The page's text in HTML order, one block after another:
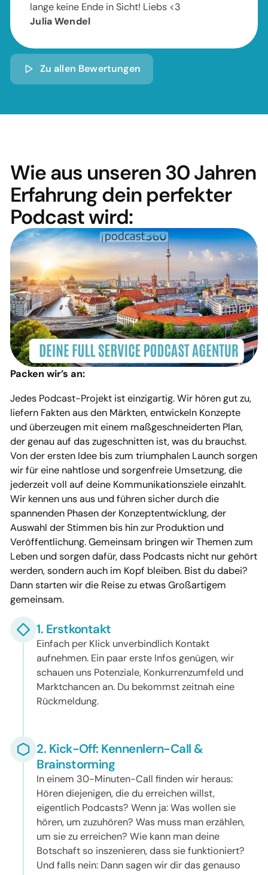
lange keine Ende in Sicht! Liebs <3
Julia Wendel
Zu allen Bewertungen
Wie aus unseren 30 Jahren
Erfahrung dein perfekter
Podcast wird:
Packen wir’s an:
Jedes Podcast-Projekt ist einzigartig. Wir hören gut zu,
liefern Fakten aus den Märkten, entwickeln Konzepte
und überzeugen mit einem maßgeschneiderten Plan,
der genau auf das zugeschnitten ist, was du brauchst.
Von der ersten Idee bis zum triumphalen Launch sorgen
wir für eine nahtlose und sorgenfreie Umsetzung, die
jederzeit voll auf deine Kommunikationsziele einzahlt.
Wir kennen uns aus und führen sicher durch die
spannenden Phasen der Konzeptentwicklung, der
Auswahl der Stimmen bis hin zur Produktion und
Veröffentlichung. Gemeinsam bringen wir Themen zum
Leben und sorgen dafür, dass Podcasts nicht nur gehört
werden, sondern auch im Kopf bleiben. Bist du dabei?
Dann starten wir die Reise zu etwas Großartigem
gemeinsam.
1. Erstkontakt
Einfach per Klick unverbindlich Kontakt
aufnehmen. Ein paar erste Infos genügen, wir
schauen uns Potenziale, Konkurrenzumfeld und
Marktchancen an. Du bekommst zeitnah eine
Rückmeldung.
2. Kick-Off: Kennenlern-Call &
Brainstorming
In einem 30-Minuten-Call finden wir heraus:
Hören diejenigen, die du erreichen willst,
eigentlich Podcasts? Wenn ja: Was wollen sie
hören, um zuzuhören? Was muss man erzählen,
um sie zu erreichen? Wie kann man deine
Botschaft so inszenieren, dass sie funktioniert?
Und falls nein: Dann sagen wir dir das genauso